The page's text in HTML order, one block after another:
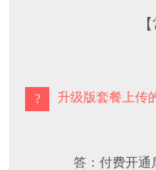
【常见问
升级版套餐上传
答：付费开通